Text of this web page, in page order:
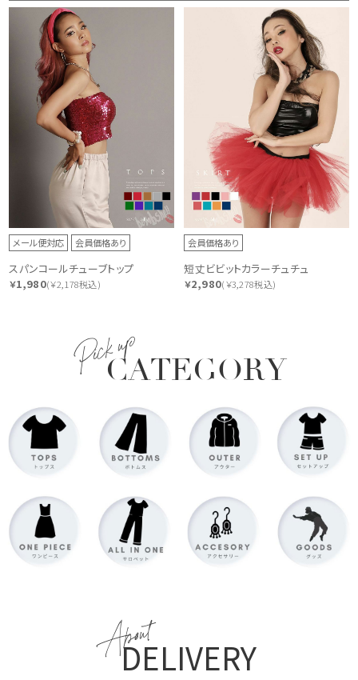
メール便対応 会員価格あり
スパンコールチューブトップ
￥1,980(￥2,178税込)
会員価格あり
短丈ビビットカラーチュチュ
￥2,980(￥3,278税込)
Pick upCATEGORY
About
DELIVERY